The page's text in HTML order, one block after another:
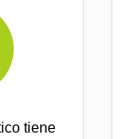
tiene